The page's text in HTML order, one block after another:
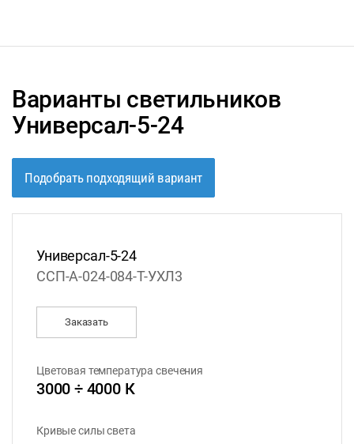
Варианты светильников
Универсал-5-24
Подобрать подходящий вариант
Универсал-5-24
ССП-А-024-084-Т-УХЛ3
Заказать
Цветовая температура свечения
3000 ÷ 4000 К
Кривые силы света